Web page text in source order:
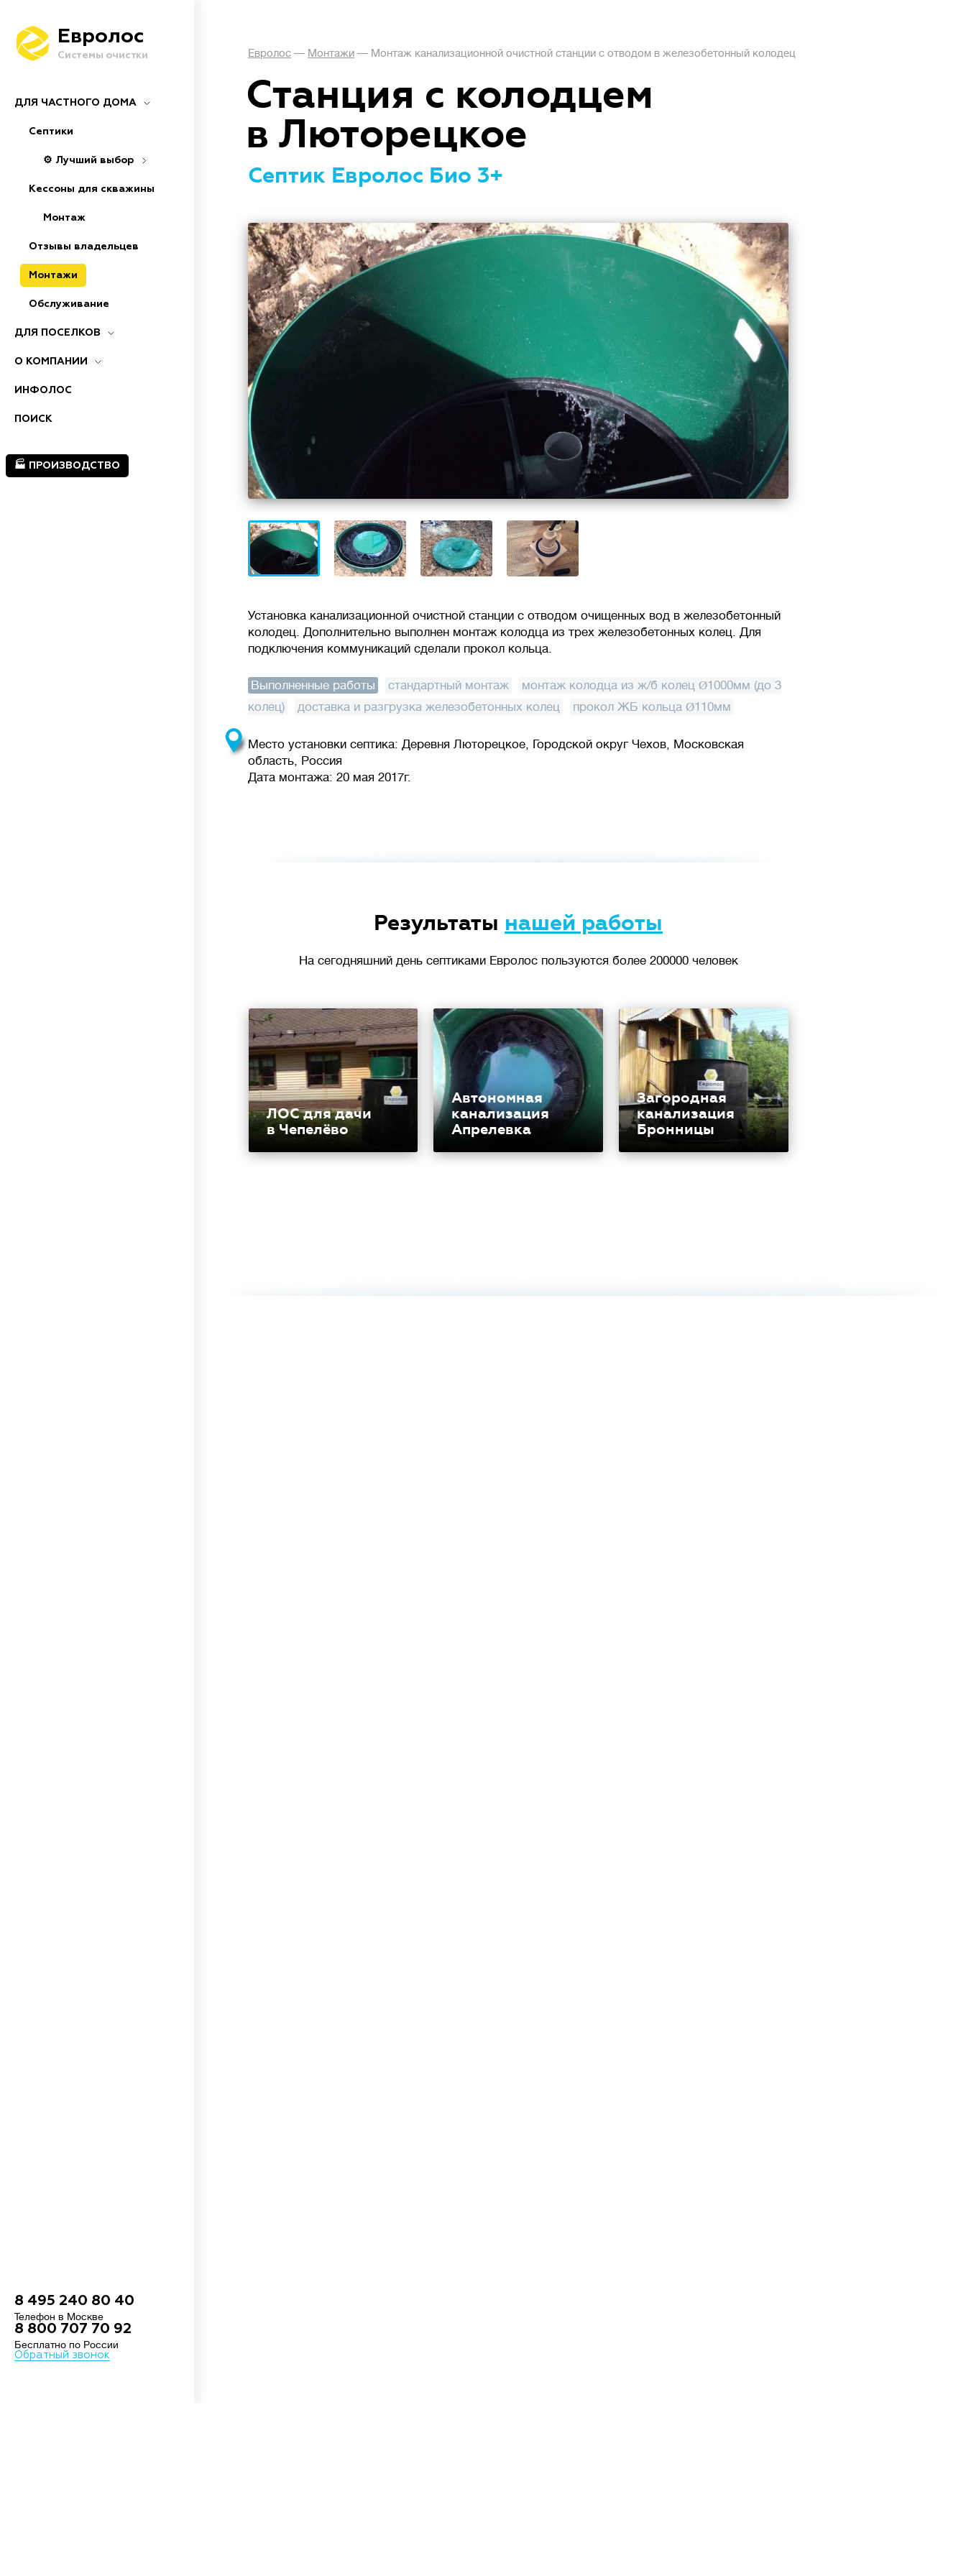
Евролос
Системы очистки
ДЛЯ ЧАСТНОГО ДОМА
Септики
⚙️ Лучший выбор
Кессоны для скважины
Монтаж
Отзывы владельцев
Монтажи
Обслуживание
ДЛЯ ПОСЕЛКОВ
О КОМПАНИИ
ИНФОЛОС
ПОИСК
🏭 ПРОИЗВОДСТВО
8 495 240 80 40
Телефон в Москве
8 800 707 70 92
Бесплатно по России
Обратный звонок
Евролос — Монтажи — Монтаж канализационной очистной станции с отводом в железобетонный колодец
Станция с колодцем
в Люторецкое
Септик Евролос Био 3+
Установка канализационной очистной станции с отводом очищенных вод в железобетонный
колодец. Дополнительно выполнен монтаж колодца из трех железобетонных колец. Для
подключения коммуникаций сделали прокол кольца.
Выполненные работы стандартный монтаж
монтаж колодца из ж/б колец Ø1000мм (до 3
колец)
доставка и разгрузка железобетонных колец прокол ЖБ кольца Ø110мм
Место установки септика: Деревня Люторецкое, Городской округ Чехов, Московская
область, Россия
Дата монтажа: 20 мая 2017г.
Результаты нашей работы
На сегодняшний день септиками Евролос пользуются более 200000 человек
ЛОС для дачи
в Чепелёво
Автономная
канализация
Апрелевка
Загородная
канализация
Бронницы